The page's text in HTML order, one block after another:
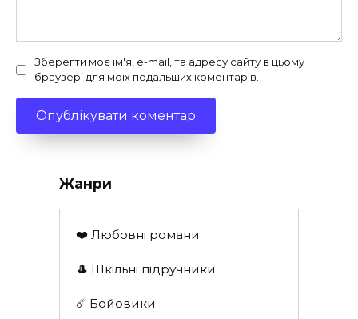
Зберегти моє ім'я, e-mail, та адресу сайту в цьому
браузері для моїх подальших коментарів.
Жанри
❤️ Любовні романи
🎩 Шкільні підручники
☄️ Бойовики